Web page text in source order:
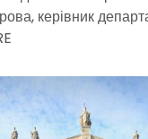
керівник